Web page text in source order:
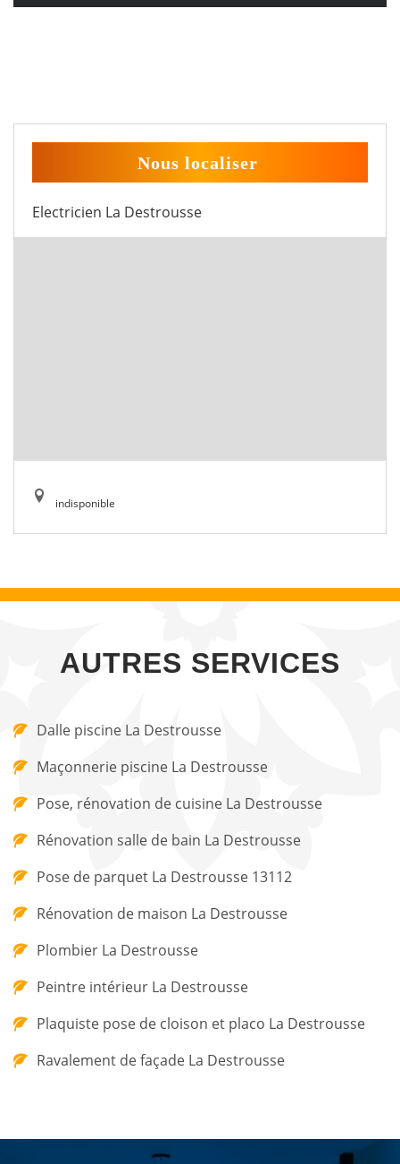
Nous localiser
Electricien La Destrousse
indisponible
AUTRES SERVICES
Dalle piscine La Destrousse
Maçonnerie piscine La Destrousse
Pose, rénovation de cuisine La Destrousse
Rénovation salle de bain La Destrousse
Pose de parquet La Destrousse 13112
Rénovation de maison La Destrousse
Plombier La Destrousse
Peintre intérieur La Destrousse
Plaquiste pose de cloison et placo La Destrousse
Ravalement de façade La Destrousse